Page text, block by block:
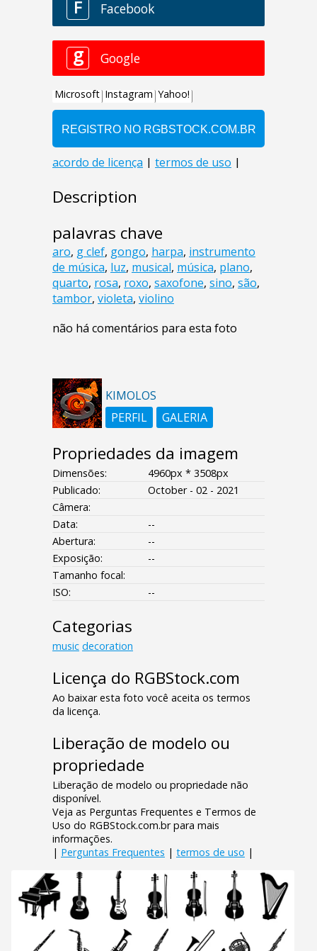
Description
palavras chave
aro, g clef, gongo, harpa, instrumento
de música, luz, musical, música, plano,
quarto, rosa, roxo, saxofone, sino, são,
tambor, violeta, violino
não há comentários para esta foto
KIMOLOS
PERFIL
GALERIA
Propriedades da imagem
Dimensões:
4960px * 3508px
Publicado:
October - 02 - 2021
Câmera:
Data:
--
Abertura:
--
Exposição:
--
Tamanho focal:
ISO:
--
Categorias
music decoration
Licença do RGBStock.com
Ao baixar esta foto você aceita os termos
da licença.
Liberação de modelo ou
propriedade
Liberação de modelo ou propriedade não
disponível.
Veja as Perguntas Frequentes e Termos de
Uso do RGBStock.com.br para mais
informações.
| Perguntas Frequentes | termos de uso |